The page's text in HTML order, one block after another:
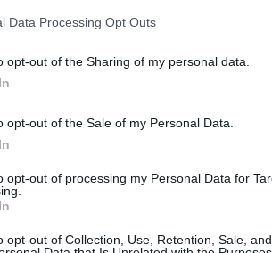
Data Processing Opt Outs
opt-out of the Sharing of my personal data.
opt-out of the Sale of my Personal Data.
opt-out of processing my Personal Data for
opt-out of Collection, Use, Retention, Sale,
la tarde del martes, “Día del
se reparten juguetes para los
desde Mafla hasta llegar a la plaza.
da comienzo la
misa y de la procesión, danzan los
completa con festejos taurinos,